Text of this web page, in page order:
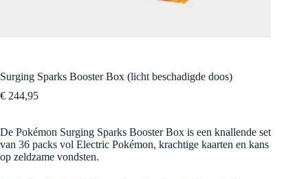
Surging Sparks Booster Box (licht beschadigde doos)
€ 244,95
De Pokémon Surging Sparks Booster Box is een knallende set
van 36 packs vol Electric Pokémon, krachtige kaarten en kans
op zeldzame vondsten.